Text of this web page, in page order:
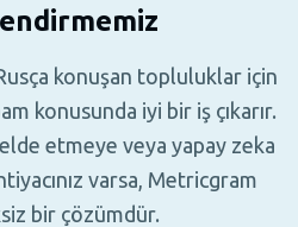
konuşan topluluklar için
konusunda iyi bir iş çıkarır.
etmeye veya yapay zeka
varsa, Metricgram
bir çözümdür.